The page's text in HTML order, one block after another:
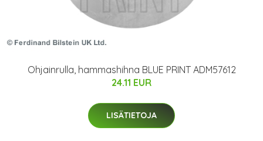
Ohjainrulla, hammashihna BLUE PRINT ADM57612
24.11 EUR
LISÄTIETOJA